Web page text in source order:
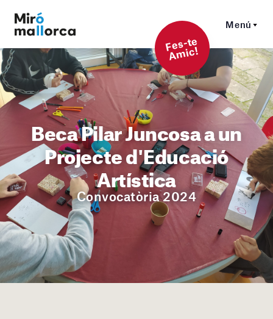
Menú
F
es-t
e
A
mi
c!
Beca Pilar Juncosa a un
Projecte d'Educació
Artística
Convocatòria 2024